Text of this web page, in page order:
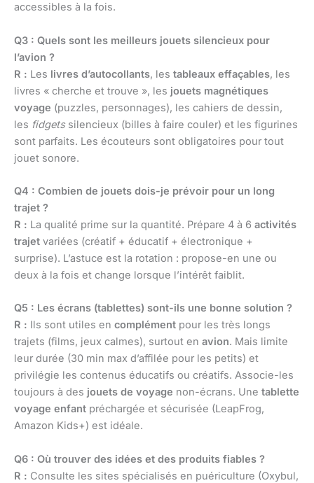
accessibles à la fois.
Q3 : Quels sont les meilleurs jouets silencieux pour
l’avion ?
R : Les livres d’autocollants, les tableaux effaçables, les
livres « cherche et trouve », les jouets magnétiques
voyage (puzzles, personnages), les cahiers de dessin,
les fidgetssilencieux (billes à faire couler) et les figurines
sont parfaits. Les écouteurs sont obligatoires pour tout
jouet sonore.
Q4 : Combien de jouets dois-je prévoir pour un long
trajet ?
R : La qualité prime sur la quantité. Prépare 4 à 6 activités
trajet variées (créatif + éducatif + électronique +
surprise). L’astuce est la rotation : propose-en une ou
deux à la fois et change lorsque l’intérêt faiblit.
Q5 : Les écrans (tablettes) sont-ils une bonne solution ?
R : Ils sont utiles en complément pour les très longs
trajets (films, jeux calmes), surtout en avion. Mais limite
leur durée (30 min max d’affilée pour les petits) et
privilégie les contenus éducatifs ou créatifs. Associe-les
toujours à des jouets de voyage non-écrans. Une tablette
voyage enfant préchargée et sécurisée (LeapFrog,
Amazon Kids+) est idéale.
Q6 : Où trouver des idées et des produits fiables ?
R : Consulte les sites spécialisés en puériculture (Oxybul,